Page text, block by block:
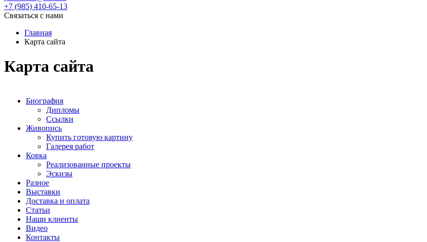
+7 (985) 410-65-13
Связаться с нами
Главная
Карта сайта
Карта сайта
Биография
Дипломы
Ссылки
Живопись
Купить готовую картину
Галерея работ
Ковка
Реализованные проекты
Эскизы
Разное
Выставки
Доставка и оплата
Статьи
Наши клиенты
Видео
Контакты